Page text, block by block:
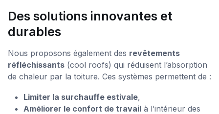
Des solutions innovantes et
durables
Nous proposons également des revêtements
réfléchissants (cool roofs) qui réduisent l’absorption
de chaleur par la toiture. Ces systèmes permettent de :
Limiter la surchauffe estivale,
Améliorer le confort de travail à l’intérieur des